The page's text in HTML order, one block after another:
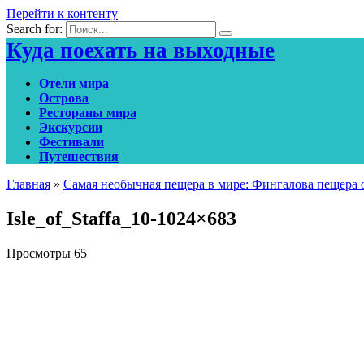
Перейти к контенту
Search for:
Куда поехать на выходные
Отели мира
Острова
Рестораны мира
Экскурсии
Фестивали
Путешествия
Главная » Самая необычная пещера в мире: Фингалова
Isle_of_Staffa_10-1024×683
Просмотры 65